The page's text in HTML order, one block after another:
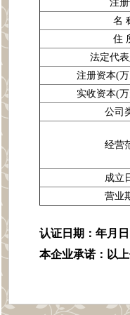
注
名
住
法定代
注册资本(
实收资本(
公司
经营
成立
营业
认证日期：年月日
本企业承诺：以